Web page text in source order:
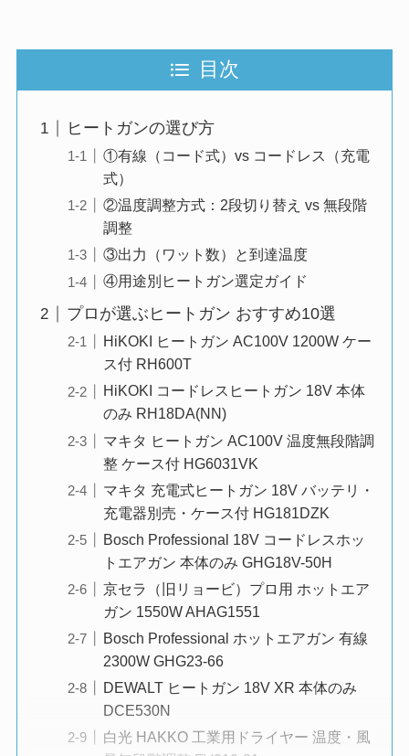
目次
ヒートガンの選び方
①有線（コード式）vs コードレス（充電
式）
②温度調整方式：2段切り替え vs 無段階
調整
③出力（ワット数）と到達温度
④用途別ヒートガン選定ガイド
プロが選ぶヒートガン おすすめ10選
HiKOKI ヒートガン AC100V 1200W ケー
ス付 RH600T
HiKOKI コードレスヒートガン 18V 本体
のみ RH18DA(NN)
マキタ ヒートガン AC100V 温度無段階調
整 ケース付 HG6031VK
マキタ 充電式ヒートガン 18V バッテリ・
充電器別売・ケース付 HG181DZK
Bosch Professional 18V コードレスホッ
トエアガン 本体のみ GHG18V-50H
京セラ（旧リョービ）プロ用 ホットエア
ガン 1550W AHAG1551
Bosch Professional ホットエアガン 有線
2300W GHG23-66
DEWALT ヒートガン 18V XR 本体のみ
DCE530N
白光 HAKKO 工業用ドライヤー 温度・風